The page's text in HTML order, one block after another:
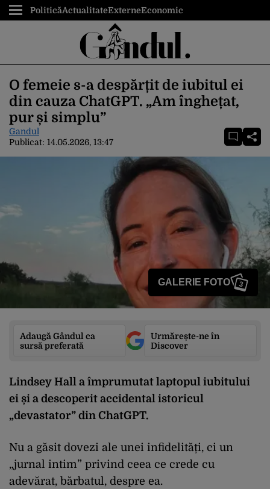
PoliticăActualitateExterneEconomic
O femeie s-a despărțit de iubitul ei
din cauza ChatGPT. „Am înghețat,
pur și simplu”
Gandul
Publicat: 14.05.2026, 13:47
GALERIE FOTO 3
Adaugă Gândul ca
sursă preferată
Urmărește-ne în
Discover
Lindsey Hall a împrumutat laptopul iubitului
ei și a descoperit accidental istoricul
„devastator” din ChatGPT.
Nu a găsit dovezi ale unei infidelități, ci un
„jurnal intim” privind ceea ce crede cu
adevărat, bărbatul, despre ea.